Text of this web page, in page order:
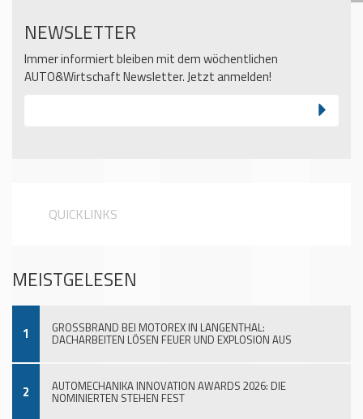
NEWSLETTER
Immer informiert bleiben mit dem wöchentlichen
AUTO&Wirtschaft Newsletter. Jetzt anmelden!
QUICKLINKS
MEISTGELESEN
1 GROSSBRAND BEI MOTOREX IN LANGENTHAL:
DACHARBEITEN LÖSEN FEUER UND EXPLOSION AUS
2 AUTOMECHANIKA INNOVATION AWARDS 2026: DIE
NOMINIERTEN STEHEN FEST